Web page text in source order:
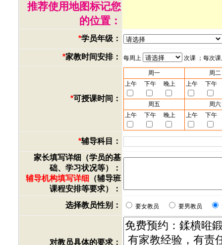
推荐使用地图标记您
的位置：
*学员年级：
*家教时间安排： 每周上 次课 ；每次
*可授课时间：
周一
周二
上午
下午 晚上 上午 下午
周五
周六
上午
下午 晚上 上午 下午
*辅导科目：
家长填写详细（学员的基
础、学习状况等）：
辅导机构填写详细 （辅导班
课程安排等要求）：
选择教员性别：
要女教员 要男教员
对教员具体的要求：